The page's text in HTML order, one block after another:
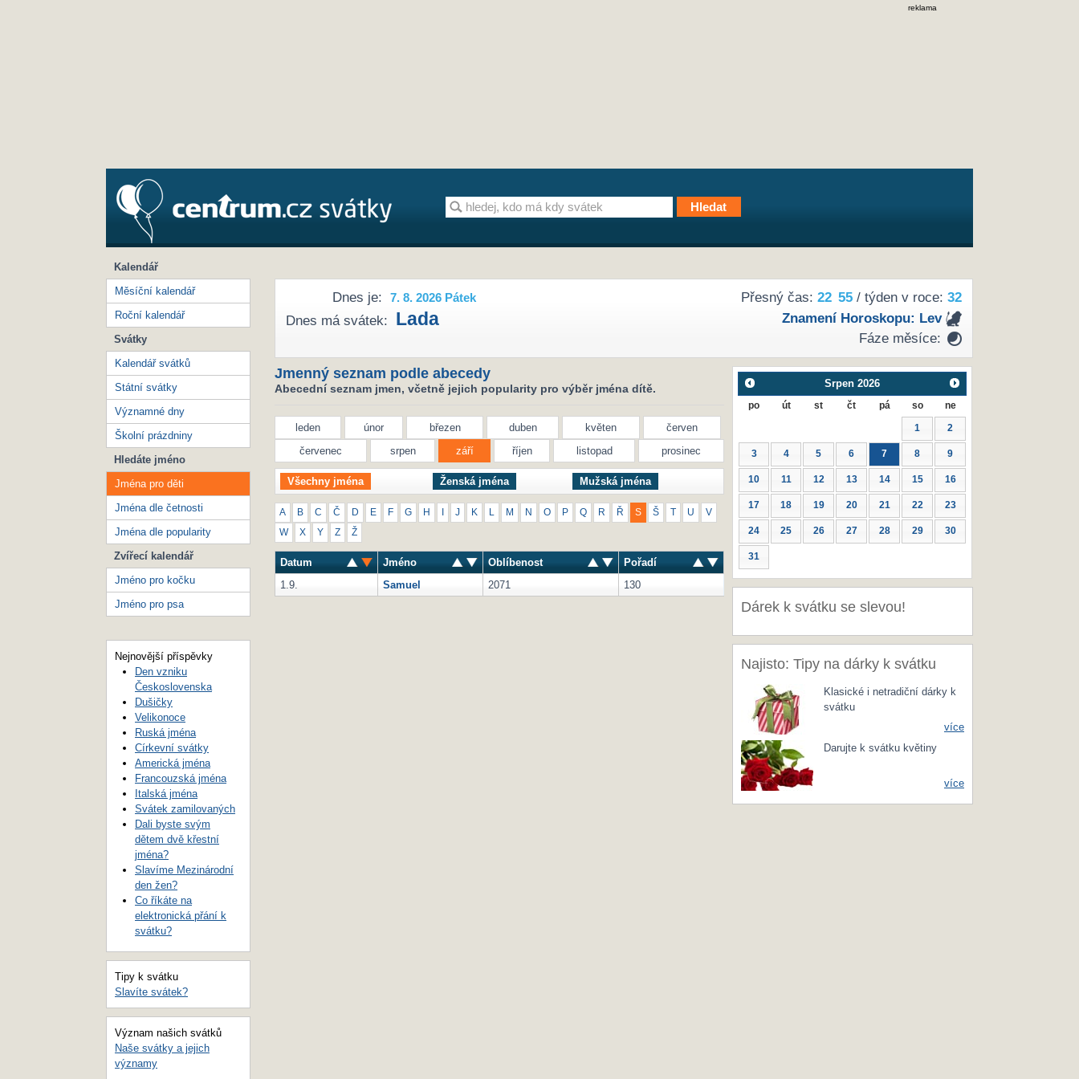
reklama
Přesný čas: 22 55/ týden v roce: 32
Znamení Horoskopu: Lev
Fáze měsíce:
Dnes je: 7. 8. 2026 Pátek
Dnes má svátek: Lada
Jmenný seznam podle abecedy
Abecední seznam jmen, včetně jejich popularity pro výběr jména dítě.
leden únor březen duben květen
červen
červenec
srpen září říjen listopad prosinec
Všechny jména Ženská jména Mužská jména
A B C Č D E F G H J K M N O P Q R Ř S Š U V
W X Y Z Ž
Datum Jméno Oblíbenost
Pořadí
1.9.
Samuel 2071 130
Srpen 2026
po út st čt pá so ne
1 2
3 4 5 6 7 8 9
10 11 12 13 14 15 16
17 18 19 20 21 22 23
24 25 26 27 28 29 30
31
Dárek k svátku se slevou!
Najisto: Tipy na dárky k svátku
Klasické i netradiční dárky k
svátku
více
Darujte k svátku květiny
více
Kalendář
Měsíční kalendář
Roční kalendář
Svátky
Kalendář svátků
Státní svátky
Významné dny
Školní prázdniny
Hledáte jméno
Jména pro děti
Jména dle četnosti
Jména dle popularity
Zvířecí kalendář
Jméno pro kočku
Jméno pro psa
Nejnovější příspěvky
Den vzniku
Československa
Dušičky
Velikonoce
Ruská jména
Církevní svátky
Americká jména
Francouzská jména
Italská jména
Svátek zamilovaných
Dali byste svým
dětem dvě křestní
jména?
Slavíme Mezinárodní
den žen?
Co říkáte na
elektronická přání k
svátku?
Tipy k svátku
Slavíte svátek?
Význam našich svátků
Naše svátky a jejich
významy